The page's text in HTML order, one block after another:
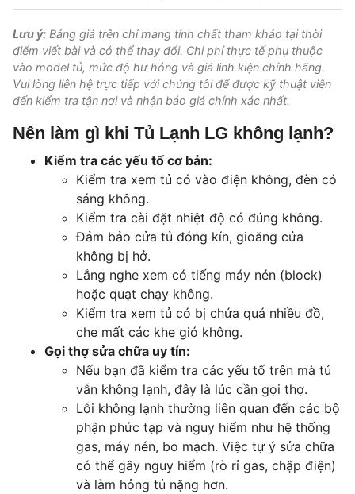
Lưu ý: Bảng giá trên chỉ mang tính chất tham khảo tại thời
điểm viết bài và có thể thay đổi. Chi phí thực tế phụ thuộc
vào model tủ, mức độ hư hỏng và giá linh kiện chính hãng.
Vui lòng liên hệ trực tiếp với chúng tôi để được kỹ thuật viên
đến kiểm tra tận nơi và nhận báo giá chính xác nhất.
Nên làm gì khi Tủ Lạnh LG không lạnh?
Kiểm tra các yếu tố cơ bản:
Kiểm tra xem tủ có vào điện không, đèn có
sáng không.
Kiểm tra cài đặt nhiệt độ có đúng không.
Đảm bảo cửa tủ đóng kín, gioăng cửa
không bị hở.
Lắng nghe xem có tiếng máy nén (block)
hoặc quạt chạy không.
Kiểm tra xem tủ có bị chứa quá nhiều đồ,
che mất các khe gió không.
Gọi thợ sửa chữa uy tín:
Nếu bạn đã kiểm tra các yếu tố trên mà tủ
vẫn không lạnh, đây là lúc cần gọi thợ.
Lỗi không lạnh thường liên quan đến các bộ
phận phức tạp và nguy hiểm như hệ thống
gas, máy nén, bo mạch. Việc tự ý sửa chữa
có thể gây nguy hiểm (rò rỉ gas, chập điện)
và làm hỏng tủ nặng hơn.